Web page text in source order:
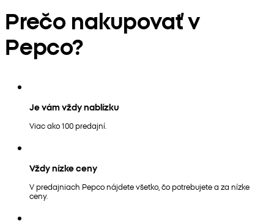
Prečo nakupovať v
Pepco?
Je vám vždy nablízku
Viac ako 100 predajní.
Vždy nízke ceny
V predajniach Pepco nájdete všetko, čo potrebujete a za nízke
ceny.